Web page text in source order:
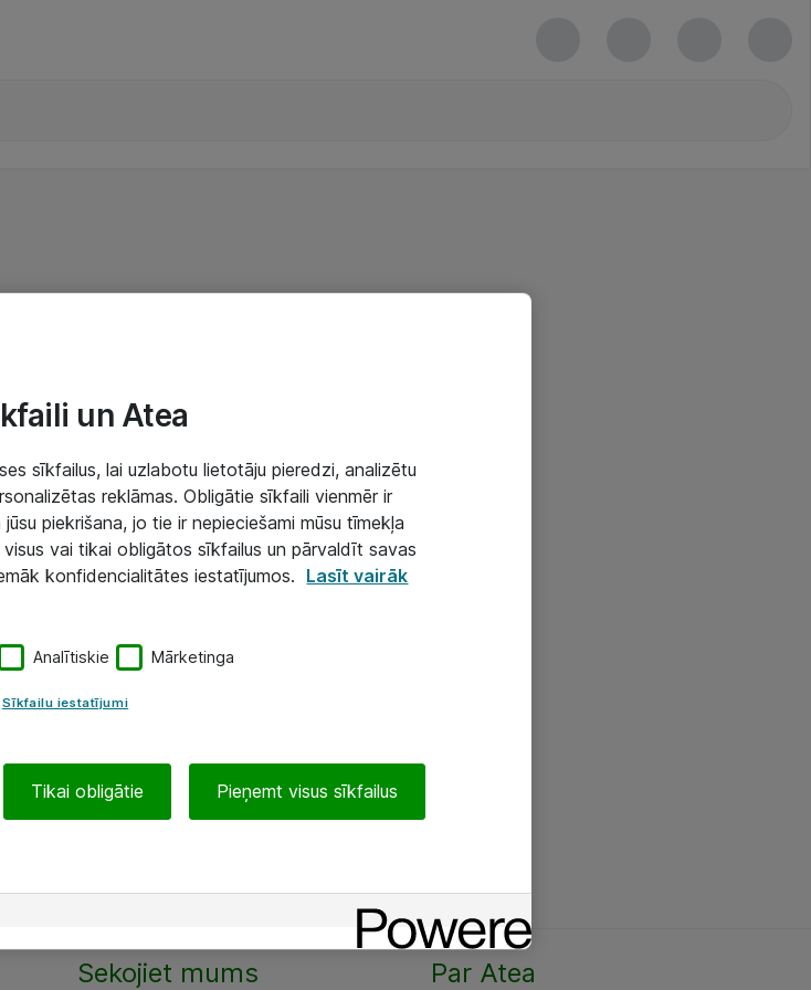
Sekojiet mums Par Atea
un Atea
sīkfailus, lai uzlabotu lietotāju pieredzi, analizētu
reklāmas. Obligātie sīkfaili vienmēr ir
piekrišana, jo tie ir nepieciešami mūsu tīmekļa
vai tikai obligātos sīkfailus un pārvaldīt savas
konfidencialitātes iestatījumos. Lasīt vairāk
Analītiskie Mārketinga
Sīkfailu iestatījumi
Tikai obligātie Pieņemt visus sīkfailus